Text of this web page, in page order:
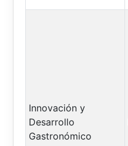
Innovación y
Desarrollo
Gastronómico